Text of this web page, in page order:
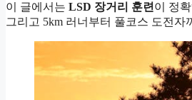
이 글에서는 LSD 장거리 훈련이 정
그리고 5km 러너부터 풀코스 도전